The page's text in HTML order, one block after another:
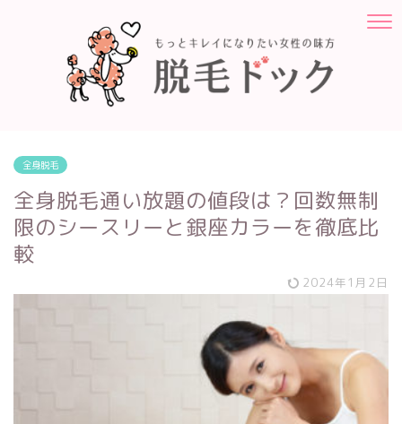
全身脱毛
全身脱毛通い放題の値段は？回数無制
限のシースリーと銀座カラーを徹底比
較
2024年1月2日